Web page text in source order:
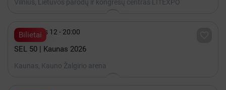
Vilnius, Lietuvos parodų ir kongresų centras LITEXPO
Bilietai
 Gruodis 12 - 20:00
SEL 50 | Kaunas 2026
Kaunas, Kauno Žalgirio arena